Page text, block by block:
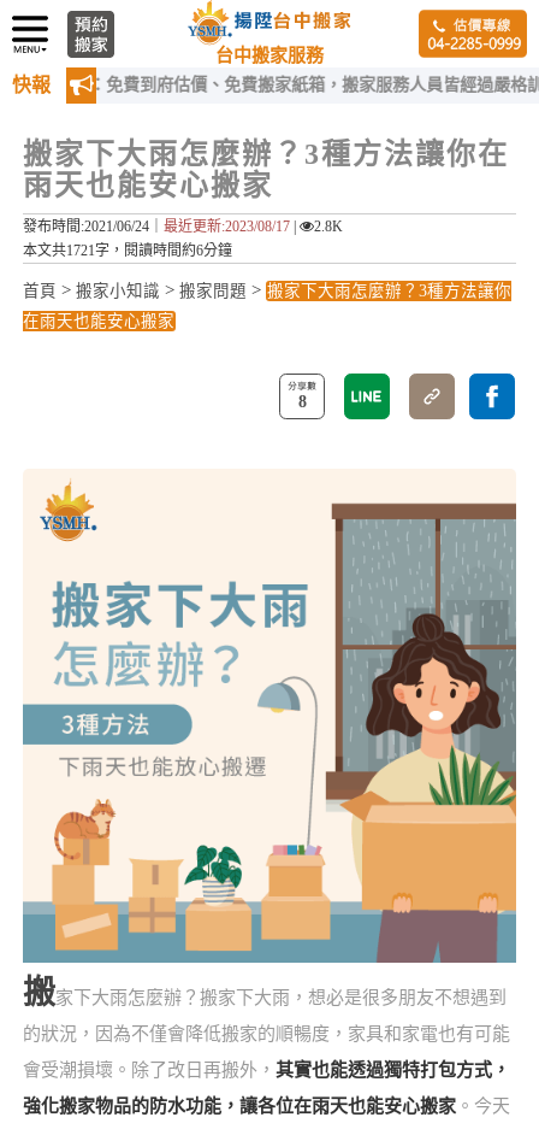
台中搬家服務
快報
免費到府估價、免費搬家紙箱，搬家服務人員皆經過嚴格訓練！
搬家下大雨怎麼辦？3種方法讓你在
雨天也能安心搬家
發布時間:2021/06/24｜ 最近更新:2023/08/17|
2.8K
本文共1721字，閱讀時間約6分鐘
首頁 > 搬家小知識 > 搬家問題 > 搬家下大雨怎麼辦？3種方法讓你
在雨天也能安心搬家
8
搬家下大雨怎麼辦？搬家下大雨，想必是很多朋友不想遇到
的狀況，因為不僅會降低搬家的順暢度，家具和家電也有可能
會受潮損壞。除了改日再搬外， 其實也能透過獨特打包方式，
強化搬家物品的防水功能，讓各位在雨天也能安心搬家。今天